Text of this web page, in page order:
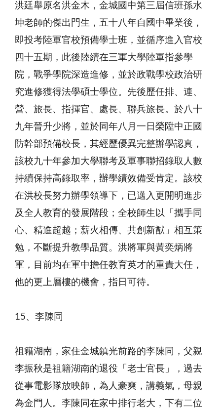
洪廷舉原名洪金木，金城國中第三屆信班孫水
坤老師的傑出門生，五十八年自國中畢業後，
即投考陸軍官校預備學士班，並循序進入官校
四十五期，此後陸續在三軍大學陸軍指參學
院，戰爭學院深造進修，並於政戰學校政治研
究進修獲得法學碩士學位。先後歷任排、連、
營、旅長、指揮官、處長、聯兵旅長。於八十
九年晉升少將，並於同年八月一日榮陞中正國
防幹部預備校長，其經歷優異完整辦學認真，
該校九十年參加大學聯考及軍事聯招錄取人數
持續保持高錄取率，辦學績效備受肯定。該校
在洪校長努力辦學領導下，已邁入更開明進步
及全人教育的發展階段；全校師生以「攜手同
心、精進超越；薪火相傳、共創新猷」相互策
勉，不斷提升教學品質。洪將軍與黃奕炳將
軍，目前均在軍中擔任教育英才的重責大任，
他的更上層樓的機會，指日可待。
15、李陳同
祖籍湖南，家住金城鎮光前路的李陳同，父親
李振秋是祖籍湖南的退役「老士官長」，過去
從事電影隊放映師，為人豪爽，講義氣，母親
為金門人。李陳同在家中排行老大，下有二位